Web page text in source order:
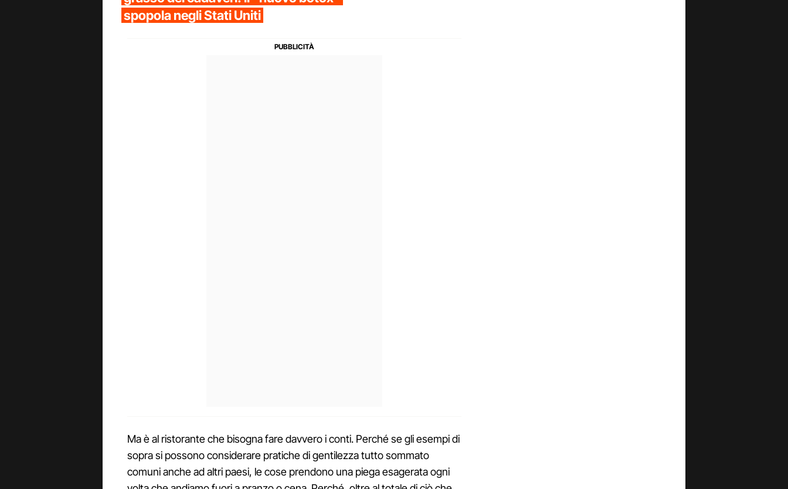
spopola negli Stati Uniti
Ma è al ristorante che bisogna fare davvero i conti. Perché se gli esempi di
sopra si possono considerare pratiche di gentilezza tutto sommato
comuni anche ad altri paesi, le cose prendono una piega esagerata ogni